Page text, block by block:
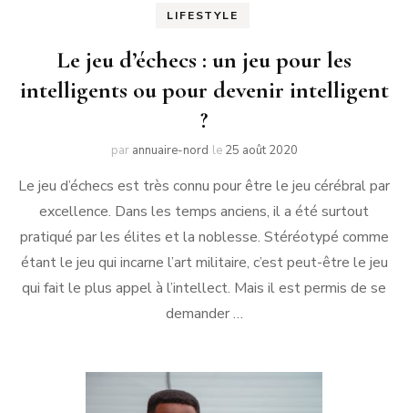
LIFESTYLE
Le jeu d’échecs : un jeu pour les
intelligents ou pour devenir intelligent
?
par annuaire-nord le 25 août 2020
Le jeu d’échecs est très connu pour être le jeu cérébral par
excellence. Dans les temps anciens, il a été surtout
pratiqué par les élites et la noblesse. Stéréotypé comme
étant le jeu qui incarne l’art militaire, c’est peut-être le jeu
qui fait le plus appel à l’intellect. Mais il est permis de se
demander …